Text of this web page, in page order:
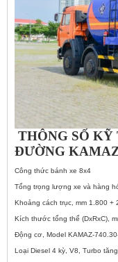
THÔNG SỐ
ĐƯỜNG
Công thức bánh xe 8x4
Tổng trọng lượng xe và hàng
Khoảng cách trục, mm 1.800 +
Kích thước tổng thể (DxRxC),
Động cơ, Model KAMAZ-
Loại Diesel 4 kỳ, V8, Turbo